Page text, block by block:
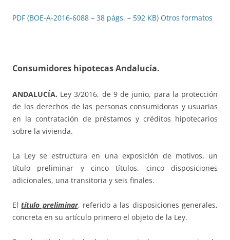
PDF (BOE-A-2016-6088 – 38 págs. – 592 KB) Otros formatos
Consumidores hipotecas Andalucía.
ANDALUCÍA. Ley 3/2016, de 9 de junio, para la protección
de los derechos de las personas consumidoras y usuarias
en la contratación de préstamos y créditos hipotecarios
sobre la vivienda.
La Ley se estructura en una exposición de motivos, un
título preliminar y cinco títulos, cinco disposiciones
adicionales, una transitoria y seis finales.
Eltítulo preliminar, referido a las disposiciones generales,
concreta en su artículo primero el objeto de la Ley.